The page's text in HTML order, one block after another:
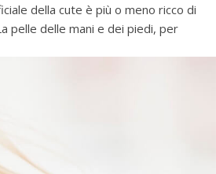
della cute è più o meno ricco di
pelle delle mani e dei piedi, per